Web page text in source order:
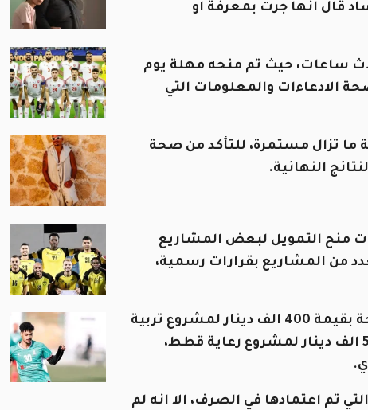
قال انها جرت بمعرفة او
ساعات، حيث تم منحه مهلة يوم
الادعاءات والمعلومات التي
ما تزال مستمرة، للتأكد من صحة
النهائية.
منح التمويل لبعض المشاريع
من المشاريع بقرارات رسمية،
وقال العماوي في تصريحات اعلامية ان احد الاشخاص حصل على منحة بقيمة 400 الف دينار لمشروع تربية
النعام بقرار رسمي من وزير، فيما حصلت جهة اخرى على ما يقارب 500 الف دينار لمشروع رعاية قطط،
تم اعتمادها في الصرف، الا انه لم